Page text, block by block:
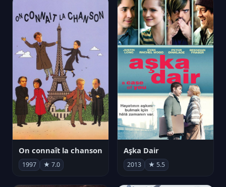
On connaît la chanson
1997 ★ 7.0
Aşka Dair
2013 ★ 5.5